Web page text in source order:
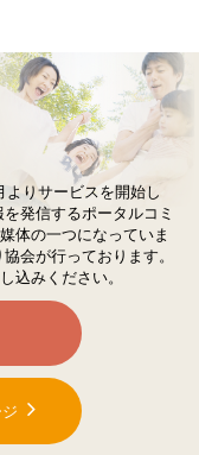
よりサービスを開始し
発信するポータルコミ
体の一つになっていま
会が行っております。
込みください。